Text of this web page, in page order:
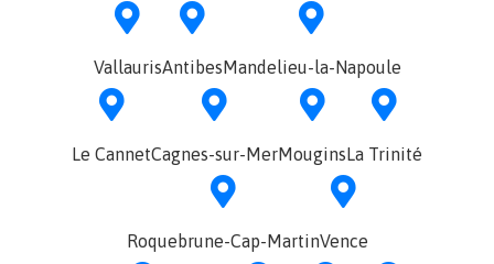
VallaurisAntibes Mandelieu-la-Napoule
Le CannetCagnes-sur-MerMougins La Trinité
Roquebrune-Cap-MartinVence